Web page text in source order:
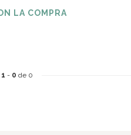
LA COMPRA
1 - 0 de 0